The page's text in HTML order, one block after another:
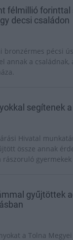
félmillió
decsi családon
bronzérmes pécsi
annak a
segítenek
Hivatal
össze annak
rászoruló
gyűjtöttek
a Tolna